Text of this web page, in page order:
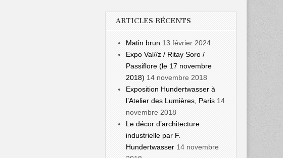
ARTICLES RÉCENTS
Matin brun 13 février 2024
Expo Val//z / Ritay Soro /
Passiflore (le 17 novembre
2018) 14 novembre 2018
Exposition Hundertwasser à
l’Atelier des Lumières, Paris 14
novembre 2018
Le décor d’architecture
industrielle par F.
Hundertwasser 14 novembre